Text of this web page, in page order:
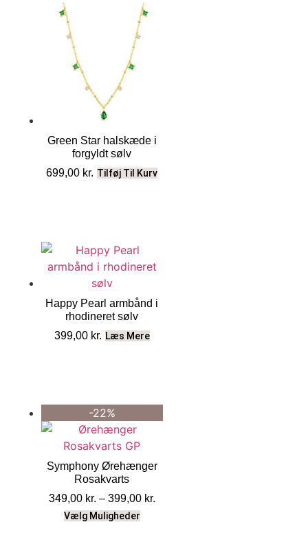
Green Star halskæde i
forgyldt sølv
699,00 kr. Tilføj Til Kurv
Happy Pearl armbånd i
rhodineret sølv
399,00 kr. Læs Mere
-22%
Symphony Ørehænger
Rosakvarts
349,00 kr. – 399,00 kr.
Vælg Muligheder